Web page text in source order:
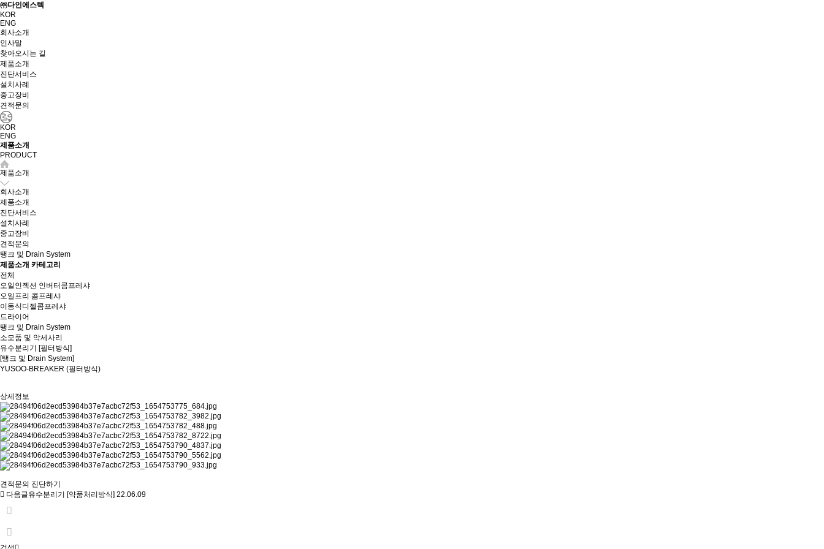
㈜다인에스텍
KOR
ENG
회사소개
인사말
찾아오시는 길
제품소개
진단서비스
설치사례
중고장비
견적문의
KOR
ENG
제품소개
PRODUCT
제품소개
회사소개
제품소개
진단서비스
설치사례
중고장비
견적문의
탱크 및 Drain System
제품소개 카테고리
전체
오일인젝션 인버터콤프레샤
오일프리 콤프레샤
이동식디젤콤프레샤
드라이어
탱크 및 Drain System
소모품 및 악세사리
유수분리기 [필터방식]
[탱크 및 Drain System]
YUSOO-BREAKER (필터방식)
상세정보
견적문의 진단하기
다음글유수분리기 [약품처리방식] 22.06.09